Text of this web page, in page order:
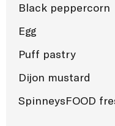
Black peppercorn
Egg
Puff pastry
Dijon mustard
SpinneysFOOD